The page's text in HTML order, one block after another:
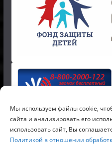
Мы используем файлы cookie,
сайта и анализировать его
использовать сайт, Вы
Политикой в отношении